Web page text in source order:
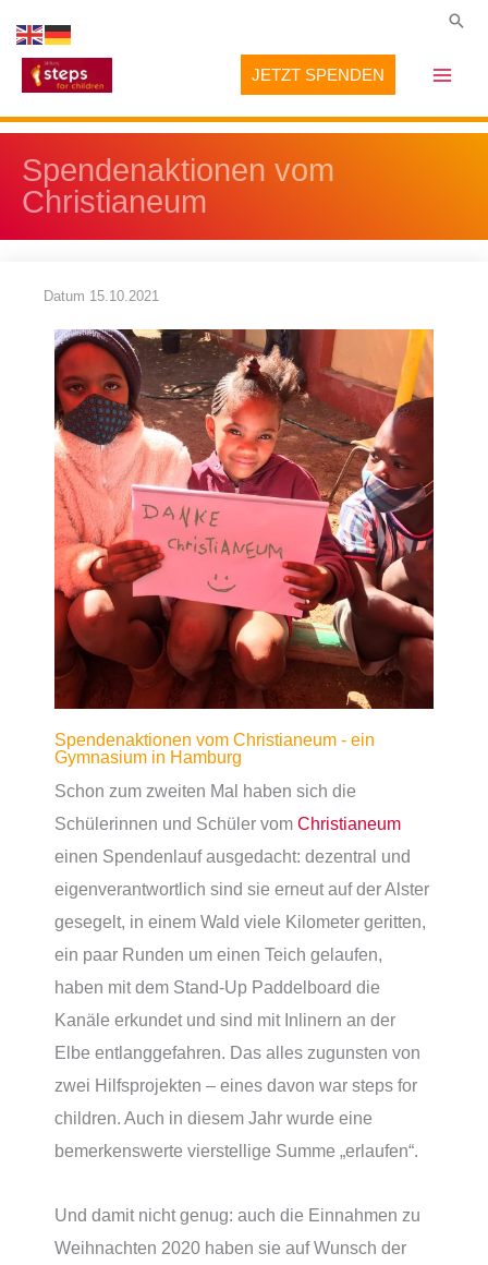
Inhalt
springen
JETZT SPENDEN
Spendenaktionen vom
Christianeum
Datum 15.10.2021
Spendenaktionen vom Christianeum - ein
Gymnasium in Hamburg
Schon zum zweiten Mal haben sich die
Schülerinnen und Schüler vom Christianeum
einen Spendenlauf ausgedacht: dezentral und
eigenverantwortlich sind sie erneut auf der Alster
gesegelt, in einem Wald viele Kilometer geritten,
ein paar Runden um einen Teich gelaufen,
haben mit dem Stand-Up Paddelboard die
Kanäle erkundet und sind mit Inlinern an der
Elbe entlanggefahren. Das alles zugunsten von
zwei Hilfsprojekten – eines davon war steps for
children. Auch in diesem Jahr wurde eine
bemerkenswerte vierstellige Summe „erlaufen“.
Und damit nicht genug: auch die Einnahmen zu
Weihnachten 2020 haben sie auf Wunsch der